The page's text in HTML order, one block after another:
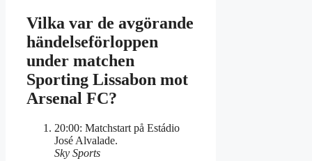
Vilka var de avgörande
händelseförloppen
under matchen
Sporting Lissabon mot
Arsenal FC?
20:00: Matchstart på Estádio
José Alvalade.
Sky Sports